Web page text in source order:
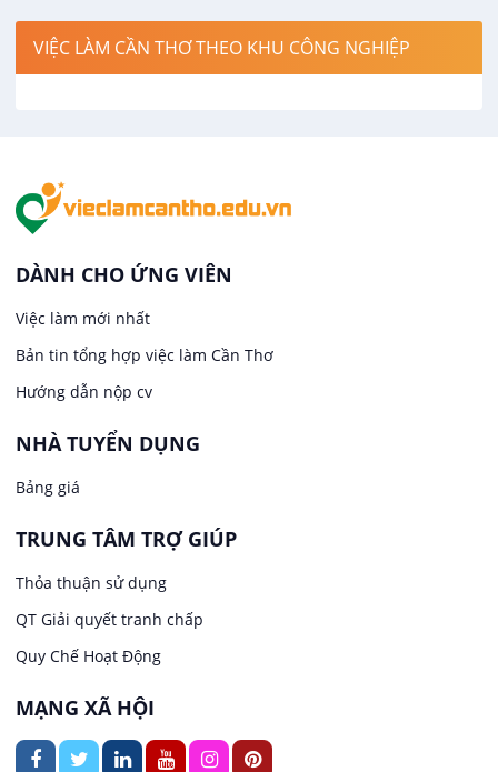
Điện / Điện tử / Điện lạnh
Hàng hải / Hàng không
In ấn / Xuất bản
Kế toán
Lái xe
Lao Động Phổ Thông
Lễ tân
May mặc
Ngân hàng
Nhà hàng / Khách sạn
Việc làm tại Cái Khế
Việc làm tại An Bình
Việc làm tại Long Tuyền
Việc làm tại Hưng Phú
Việc làm tại Phước Thới
Việc làm tại Thới Long
Việc làm tại Trung Nhất
Việc làm tại Thuận Hưng
Việc làm tại Vị Thanh
VIỆC LÀM CẦN THƠ THEO KHU CÔNG NGHIỆP
DÀNH CHO ỨNG VIÊN
Việc làm mới nhất
Bản tin tổng hợp việc làm Cần Thơ
Hướng dẫn nộp cv
NHÀ TUYỂN DỤNG
Bảng giá
TRUNG TÂM TRỢ GIÚP
Thỏa thuận sử dụng
QT Giải quyết tranh chấp
Quy Chế Hoạt Động
MẠNG XÃ HỘI